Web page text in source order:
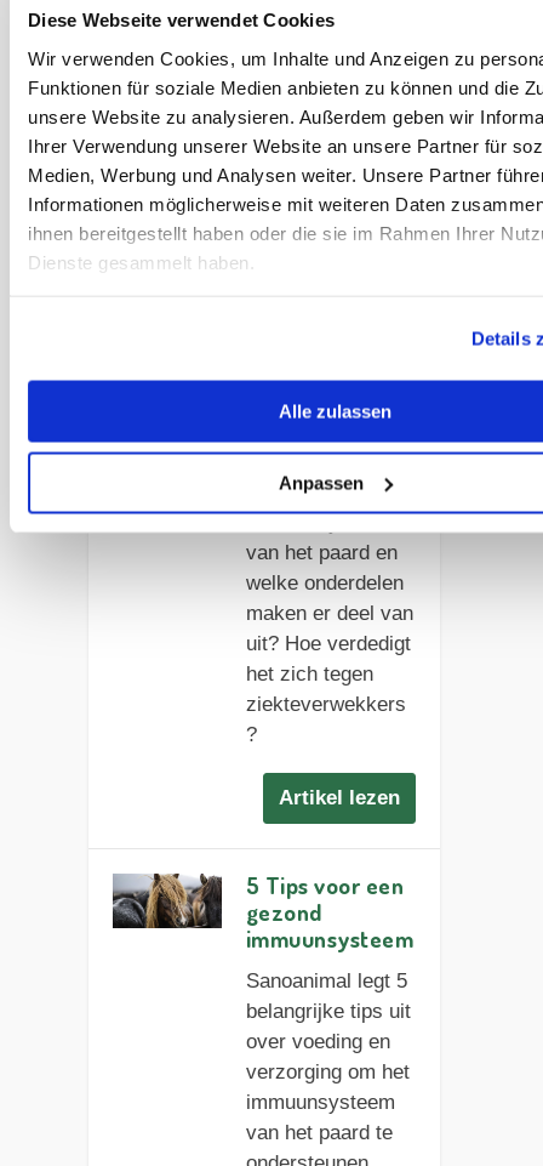
Diese Webseite verwendet Cookies
Wir verwenden Cookies, um Inhalte und Anzeigen zu
Funktionen für soziale Medien anbieten zu können und die
unsere Website zu analysieren. Außerdem geben wir
Ihrer Verwendung unserer Website an unsere Partner für
Medien, Werbung und Analysen weiter. Unsere Partner
Informationen möglicherweise mit weiteren Daten
ihnen bereitgestellt haben oder die sie im Rahmen Ihrer
Dienste gesammelt haben.
Details
Alle zulassen
Anpassen
De belangrijkste
versterking van
het
immuunsysteem
is een gezonde
immuunsysteem
van paarden
begrijpen
Hoe werkt het
van het paard en
welke onderdelen
maken er deel van
uit? Hoe verdedigt
het zich tegen
ziekteverwekkers
?
Artikel lezen
5 Tips voor een
gezond
immuunsysteem
Sanoanimal legt 5
belangrijke tips uit
over voeding en
verzorging om het
immuunsysteem
van het paard te